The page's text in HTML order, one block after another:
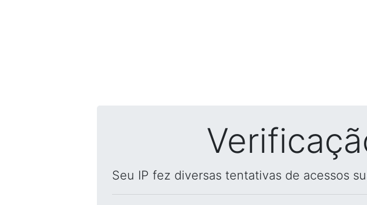
Seu IP fez diversas tentativas de acessos